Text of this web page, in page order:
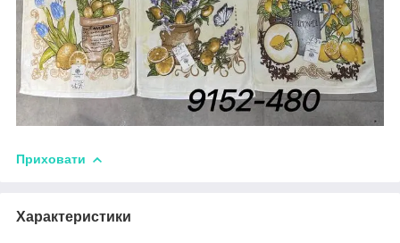
Приховати
Характеристики